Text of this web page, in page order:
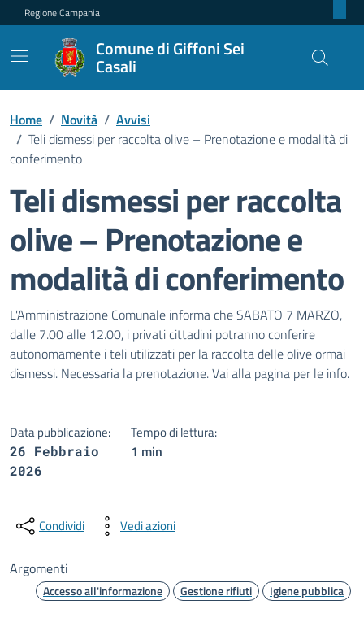
Regione Campania
Comune di Giffoni Sei
Casali
Home / Novità / Avvisi
/ Teli dismessi per raccolta olive – Prenotazione e modalità di
conferimento
Teli dismessi per raccolta
olive – Prenotazione e
modalità di conferimento
Dettagli della notizia
L'Amministrazione Comunale informa che SABATO 7 MARZO,
dalle 7.00 alle 12.00, i privati cittadini potranno conferire
autonomamente i teli utilizzati per la raccolta delle olive ormai
dismessi. Necessaria la prenotazione. Vai alla pagina per le info.
Data pubblicazione:
26 Febbraio
2026
Tempo di lettura:
1 min
Condividi Vedi azioni
Argomenti
Accesso all'informazione Gestione rifiuti Igiene pubblica